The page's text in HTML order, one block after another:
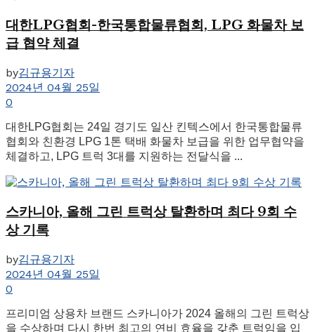
대한LPG협회-한국통합물류협회, LPG 화물차 보
급 협약 체결
by김규용기자
2024년 04월 25일
0
대한LPG협회는 24일 경기도 일산 킨텍스에서 한국통합물류
협회와 친환경 LPG 1톤 택배 화물차 보급을 위한 업무협약을
체결하고, LPG 트럭 3대를 지원하는 전달식을 ...
스카니아, 올해 그린 트럭상 탈환하며 최다 9회 수
상 기록
by김규용기자
2024년 04월 25일
0
프리미엄 상용차 브랜드 스카니아가 2024 올해의 그린 트럭상
을 수상하며 다시 한번 최고의 연비 효율을 갖춘 트럭임을 입